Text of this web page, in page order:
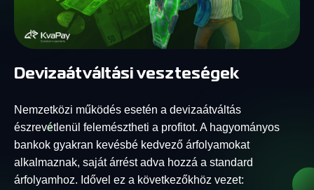
Devizaátváltási veszteségek
Nemzetközi működés esetén a devizaátváltás
észrevétlenül felemésztheti a profitot. A hagyományos
bankok gyakran kevésbé kedvező árfolyamokat
alkalmaznak, saját árrést adva hozzá a standard
árfolyamhoz. Idővel ez a következőkhöz vezet: